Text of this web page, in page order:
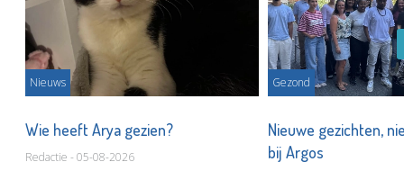
Nieuws
Wie heeft Arya gezien?
Redactie - 05-08-2026
Gezond
Nieuwe gezichten,
bij Argos